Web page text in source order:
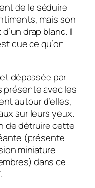
de le séduire
mais son
drap blanc. Il
que ce qu’on
dépassée par
présente avec les
autour d’elles,
sur leurs yeux.
de détruire cette
(présente
miniature
dans ce